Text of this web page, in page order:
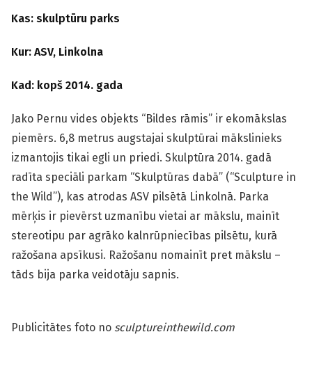
Kas: skulptūru parks
Kur: ASV, Linkolna
Kad: kopš 2014. gada
Jako Pernu vides objekts “Bildes rāmis” ir ekomākslas
piemērs. 6,8 metrus augstajai skulptūrai mākslinieks
izmantojis tikai egli un priedi. Skulptūra 2014. gadā
radīta speciāli parkam “Skulptūras dabā” (“Sculpture in
the Wild”), kas atrodas ASV pilsētā Linkolnā. Parka
mērķis ir pievērst uzmanību vietai ar mākslu, mainīt
stereotipu par agrāko kalnrūpniecības pilsētu, kurā
ražošana apsīkusi. Ražošanu nomainīt pret mākslu –
tāds bija parka veidotāju sapnis.
Publicitātes foto no sculptureinthewild.com